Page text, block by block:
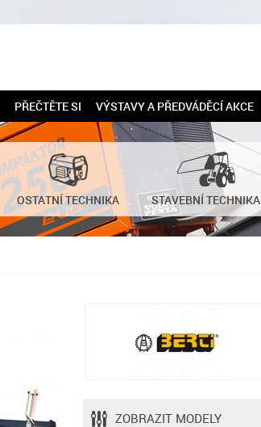
PŘEČTĚTE SI VÝSTAVY A PŘEDVÁDĚCÍ AKCE
OSTATNÍ TECHNIKA STAVEBNÍ TECHNIKA
ZOBRAZIT MODELY